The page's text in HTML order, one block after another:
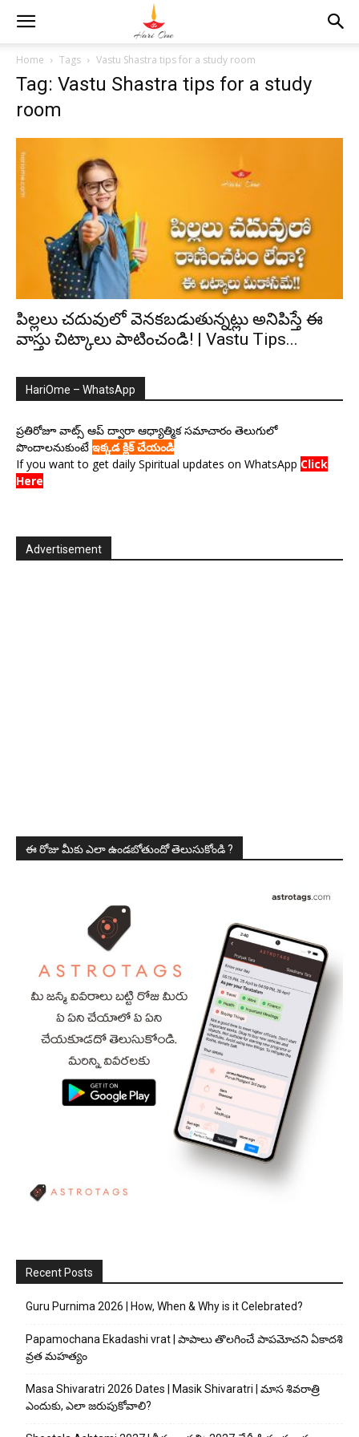
Home Tags Vastu Shastra tips for a study room
Tag: Vastu Shastra tips for a study
room
పిల్లలు చదువులో వెనకబడుతున్నట్లు అనిపిస్తే ఈ
వాస్తు చిట్కాలు పాటించండి! | Vastu Tips...
HariOme – WhatsApp
ప్రతిరోజూ వాట్స్ ఆప్ ద్వారా ఆధ్యాత్మిక సమాచారం తెలుగులో
పొందాలనుకుంటే ఇక్కడ క్లిక్ చేయండి
If you want to get daily Spiritual updates on WhatsApp Click
Here
Advertisement
ఈ రోజు మీకు ఎలా ఉండబోతుందో తెలుసుకోండి ?
Recent Posts
Guru Purnima 2026 | How, When & Why is it Celebrated?
Papamochana Ekadashi vrat | పాపాలు తొలగించే పాపమోచని ఏకాదశి
వ్రత మహత్యం
Masa Shivaratri 2026 Dates | Masik Shivaratri | మాస శివరాత్రి
ఎందుకు, ఎలా జరుపుకోవాలి?